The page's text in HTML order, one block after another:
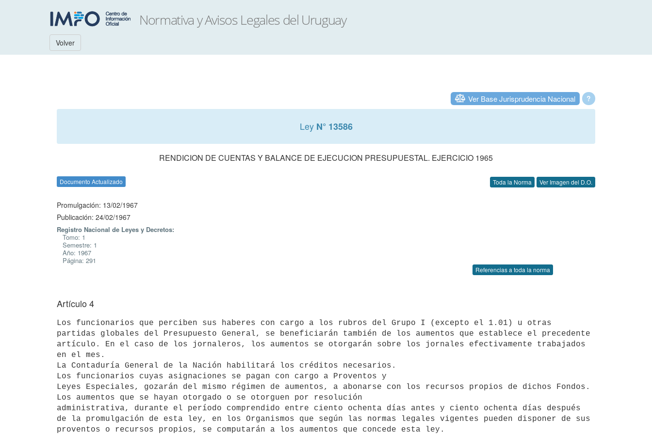
Volver
?
Ver Base Jurisprudencia Nacional
Ley N° 13586
RENDICION DE CUENTAS Y BALANCE DE EJECUCION PRESUPUESTAL. EJERCICIO 1965
Documento Actualizado Toda la Norma Ver Imagen del D.O.
Promulgación: 13/02/1967
Publicación: 24/02/1967
Registro Nacional de Leyes y Decretos:
Tomo: 1
Semestre: 1
Año: 1967
Página: 291
Referencias a toda la norma
Artículo 4
Los funcionarios que perciben sus haberes con cargo a los rubros del Grupo I (excepto el 1.01) u otras
partidas globales del Presupuesto General, se beneficiarán también de los aumentos que establece el precedente
artículo. En el caso de los jornaleros, los aumentos se otorgarán sobre los jornales efectivamente trabajados
en el mes.
La Contaduría General de la Nación habilitará los créditos necesarios.
Los funcionarios cuyas asignaciones se pagan con cargo a Proventos y
Leyes Especiales, gozarán del mismo régimen de aumentos, a abonarse con los recursos propios de dichos Fondos.
Los aumentos que se hayan otorgado o se otorguen por resolución
administrativa, durante el período comprendido entre ciento ochenta días antes y ciento ochenta días después
de la promulgación de esta ley, en los Organismos que según las normas legales vigentes pueden disponer de sus
proventos o recursos propios, se computarán a los aumentos que concede esta ley.